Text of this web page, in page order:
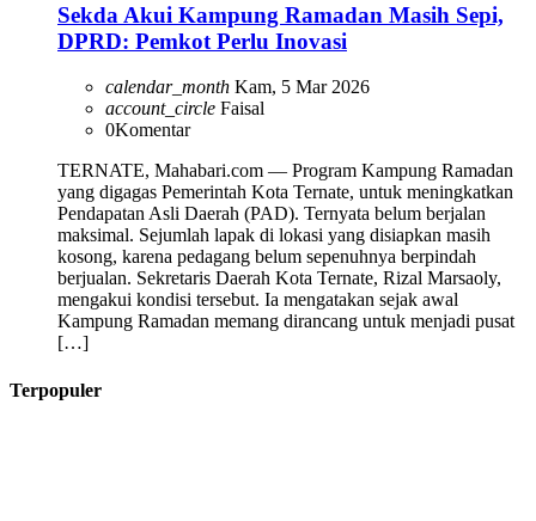
Sekda Akui Kampung Ramadan Masih Sepi,
DPRD: Pemkot Perlu Inovasi
calendar_month Kam, 5 Mar 2026
account_circle Faisal
0Komentar
TERNATE, Mahabari.com — Program Kampung Ramadan
yang digagas Pemerintah Kota Ternate, untuk meningkatkan
Pendapatan Asli Daerah (PAD). Ternyata belum berjalan
maksimal. Sejumlah lapak di lokasi yang disiapkan masih
kosong, karena pedagang belum sepenuhnya berpindah
berjualan. Sekretaris Daerah Kota Ternate, Rizal Marsaoly,
mengakui kondisi tersebut. Ia mengatakan sejak awal
Kampung Ramadan memang dirancang untuk menjadi pusat
[…]
Terpopuler